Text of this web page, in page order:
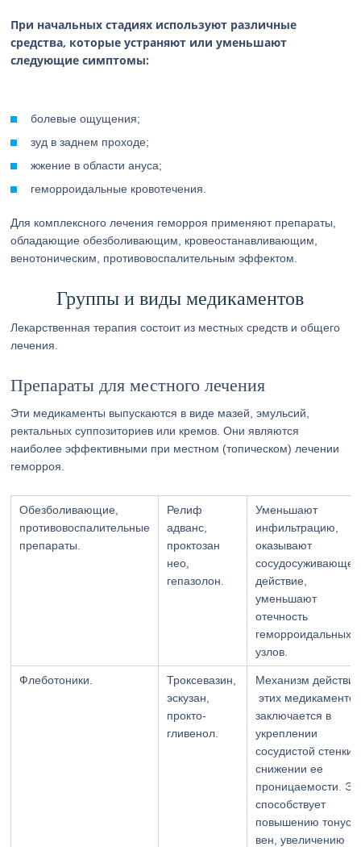
При начальных стадиях используют различные
средства, которые устраняют или уменьшают
следующие симптомы:
болевые ощущения;
зуд в заднем проходе;
жжение в области ануса;
геморроидальные кровотечения.
Для комплексного лечения геморроя применяют препараты,
обладающие обезболивающим, кровеостанавливающим,
венотоническим, противовоспалительным эффектом.
Группы и виды медикаментов
Лекарственная терапия состоит из местных средств и общего
лечения.
Препараты для местного лечения
Эти медикаменты выпускаются в виде мазей, эмульсий,
ректальных суппозиториев или кремов. Они являются
наиболее эффективными при местном (топическом) лечении
геморроя.
Обезболивающие,
противовоспалительные
препараты.
Релиф
адванс,
проктозан
нео,
гепазолон.
Уменьшают
инфильтрацию,
оказывают
сосудосуживающее
действие,
уменьшают
отечность
геморроидальных
узлов.
Флеботоники.
Троксевазин,
эскузан,
прокто-
гливенол.
Механизм действия
этих медикаментов
заключается в
укреплении
сосудистой стенки,
снижении ее
проницаемости.
способствует
повышению тонуса
вен, увеличению